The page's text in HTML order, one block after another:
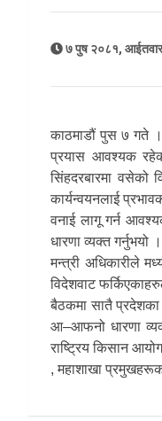
७ पुष २०८१,
काठमाडौं पुस ७ गते ।
प्रयास आवश्यक
सिंहदरबारमा वसेको
कार्यन्वयनलाई
वनाई लागू गर्न
धारणा व्यक्त गर्नुभयो ।
मन्त्री अधिकारीले
विदेशवाट
बैठकमा सातै प्रदेशका
आ–आफनो धारणा
राष्ट्रिय किसान
, महाशाखा